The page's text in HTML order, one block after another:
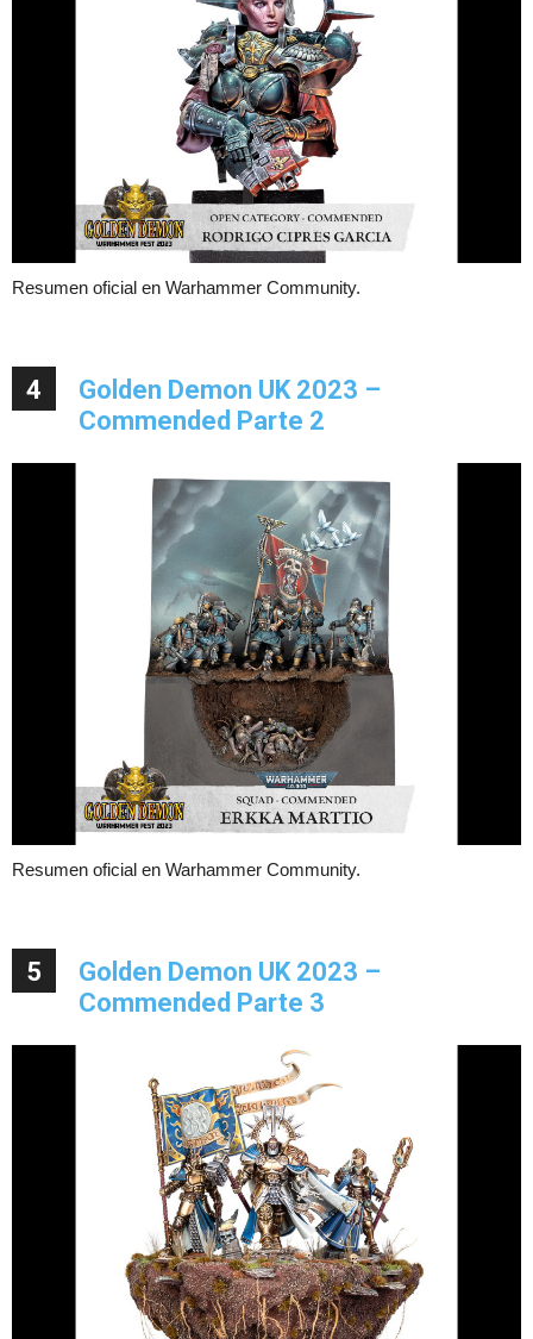
Resumen oficial en Warhammer Community.
4
Golden Demon UK 2023 –
Commended Parte 2
Resumen oficial en Warhammer Community.
5
Golden Demon UK 2023 –
Commended Parte 3